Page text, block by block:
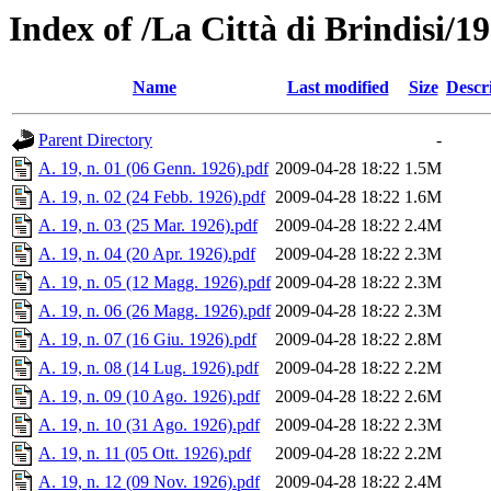
Index of /La Città di Brindisi/
Name Last modified Size
Parent Directory
-
A. 19, n. 01 (06 Genn. 1926).pdf 2009-04-28 18:22 1.5M
A. 19, n. 02 (24 Febb. 1926).pdf 2009-04-28 18:22 1.6M
A. 19, n. 03 (25 Mar. 1926).pdf
2009-04-28 18:22 2.4M
A. 19, n. 04 (20 Apr. 1926).pdf
2009-04-28 18:22 2.3M
A. 19, n. 05 (12 Magg. 1926).pdf 2009-04-28 18:22 2.3M
A. 19, n. 06 (26 Magg. 1926).pdf 2009-04-28 18:22 2.3M
A. 19, n. 07 (16 Giu. 1926).pdf
2009-04-28 18:22 2.8M
A. 19, n. 08 (14 Lug. 1926).pdf
2009-04-28 18:22 2.2M
A. 19, n. 09 (10 Ago. 1926).pdf
2009-04-28 18:22 2.6M
A. 19, n. 10 (31 Ago. 1926).pdf
2009-04-28 18:22 2.3M
A. 19, n. 11 (05 Ott. 1926).pdf
2009-04-28 18:22 2.2M
A. 19, n. 12 (09 Nov. 1926).pdf
2009-04-28 18:22 2.4M